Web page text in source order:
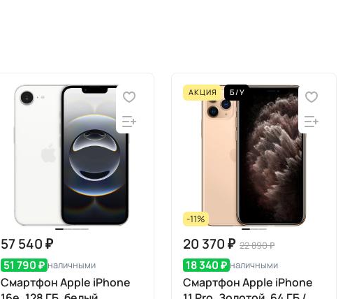
57 540 ₽
51 790 ₽ наличными
Смартфон Apple iPhone
АКЦИЯ Б/У
-11%
20 370 ₽ 22 890 ₽
18 340 ₽ наличными
Смартфон Apple iPhone